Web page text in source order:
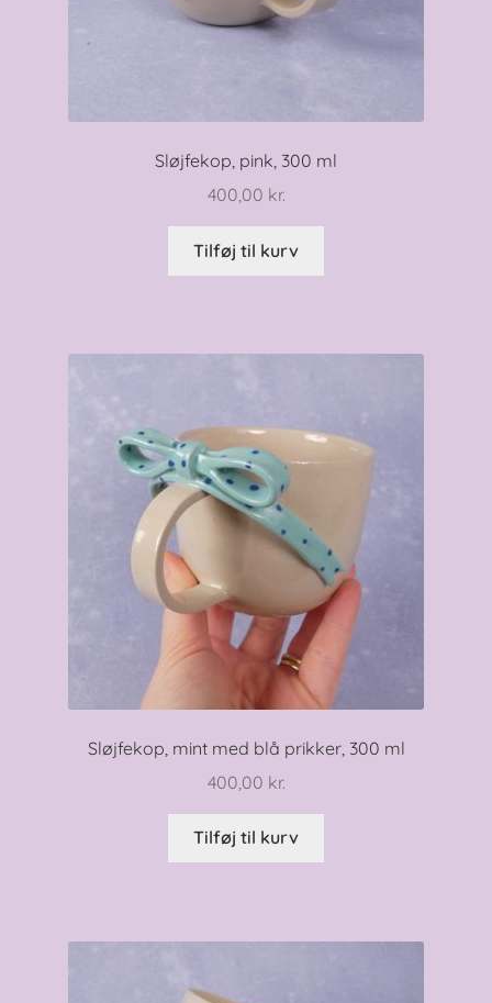
Sløjfekop, pink, 300 ml
400,00 kr.
Tilføj til kurv
Sløjfekop, mint med blå prikker, 300 ml
400,00 kr.
Tilføj til kurv